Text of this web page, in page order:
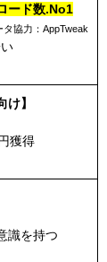
ード数.No1
協力：AppTweak
け】
獲得
識を持つ